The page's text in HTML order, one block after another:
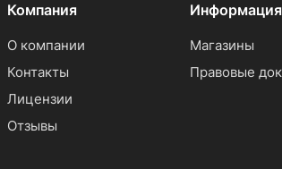
Компания
О компании
Контакты
Лицензии
Отзывы
Информация
Магазины
Правовые